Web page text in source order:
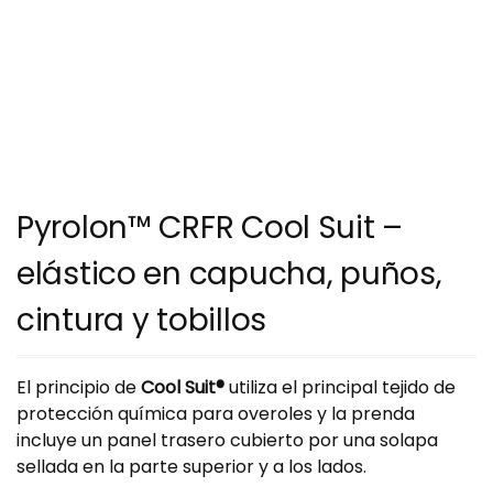
Pyrolon™ CRFR Cool Suit –
elástico en capucha, puños,
cintura y tobillos
El principio deCool Suit®utiliza el principal tejido de
protección química para overoles y la prenda
incluye un panel trasero cubierto por una solapa
sellada en la parte superior y a los lados.